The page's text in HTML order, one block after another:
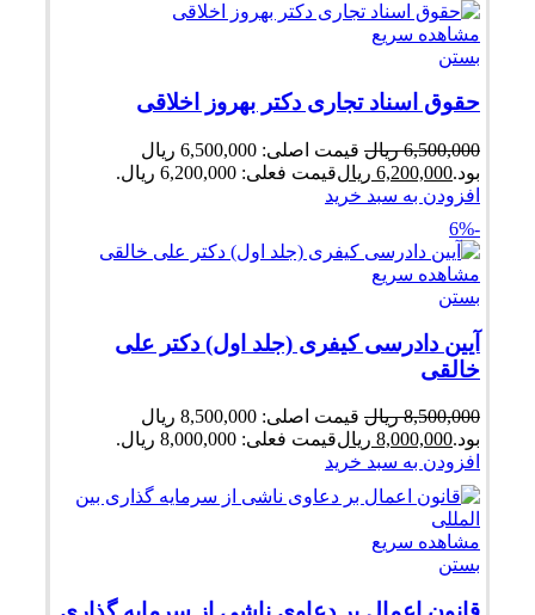
مشاهده سریع
بستن
حقوق اسناد تجاری دکتر بهروز اخلاقی
6,500,000 ریال
قیمت اصلی: 6,500,000 ریال
بود.6,200,000 ریالقیمت فعلی: 6,200,000 ریال.
افزودن به سبد خرید
-6%
مشاهده سریع
بستن
آیین دادرسی کیفری (جلد اول) دکتر علی
خالقی
8,500,000 ریال
قیمت اصلی: 8,500,000 ریال
بود.8,000,000 ریالقیمت فعلی: 8,000,000 ریال.
افزودن به سبد خرید
مشاهده سریع
بستن